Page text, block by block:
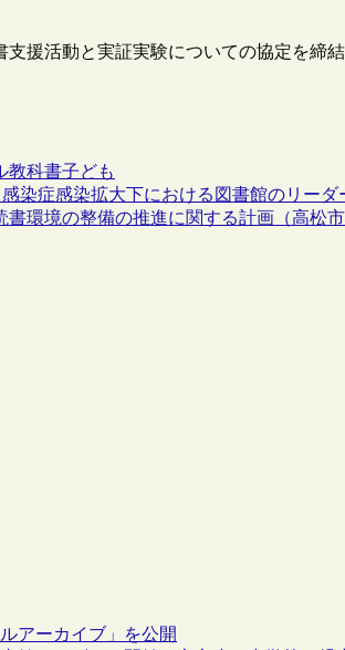
援活動と実証実験についての協定を締結
教科書子ども
染症感染拡大下における図書館のリー
環境の整備の推進に関する計画（高松
アーカイブ」を公開